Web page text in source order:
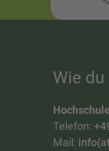
Wie
Telefon:
Mail: